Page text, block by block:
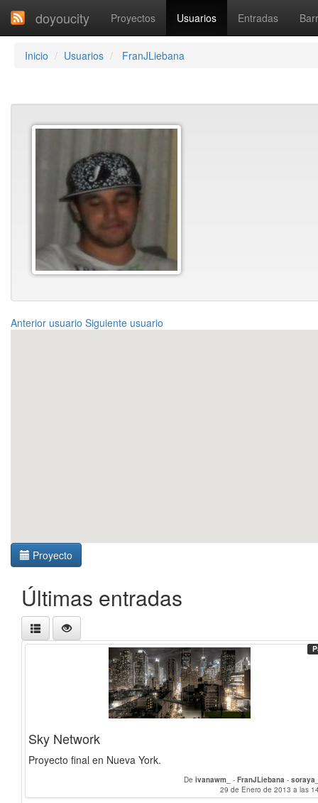
doyoucity Proyectos Usuarios Entradas
Inicio Usuarios FranJLiebana
Anterior usuario Siguiente usuario
Proyecto
Últimas entradas
Sky Network
Proyecto final en Nueva York.
De ivanawm_ - FranJLiebana -
29 de Enero de 2013 a las